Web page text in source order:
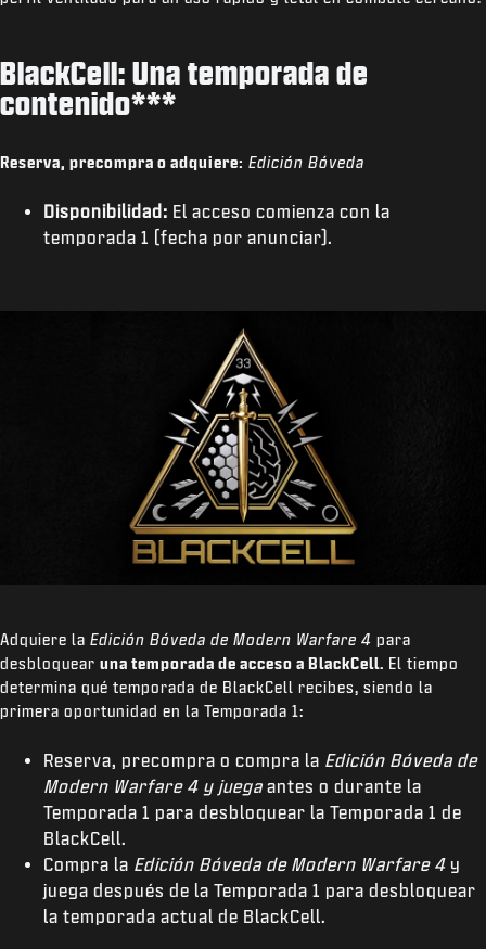
BlackCell: Una temporada de
contenido***
Reserva, precompra o adquiere: Edición Bóveda
Disponibilidad: El acceso comienza con la
temporada 1 (fecha por anunciar).
Adquiere la Edición Bóveda de Modern Warfare 4 para
desbloquear una temporada de acceso a BlackCell. El tiempo
determina qué temporada de BlackCell recibes, siendo la
primera oportunidad en la Temporada 1:
Reserva, precompra o compra la Edición Bóveda de
Modern Warfare 4 y juega antes o durante la
Temporada 1 para desbloquear la Temporada 1 de
BlackCell.
Compra la Edición Bóveda de Modern Warfare 4 y
juega después de la Temporada 1 para desbloquear
la temporada actual de BlackCell.